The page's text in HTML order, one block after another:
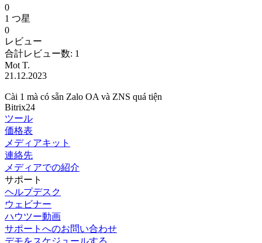
0
1 つ星
0
レビュー
合計レビュー数: 1
Mot T.
21.12.2023
Cài 1 mà có sẵn Zalo OA và ZNS quá tiện
Bitrix24
ツール
価格表
メディアキット
連絡先
メディアでの紹介
サポート
ヘルプデスク
ウェビナー
ハウツー動画
サポートへのお問い合わせ